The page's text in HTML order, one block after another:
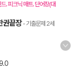
. 피크닉 매트. 단어장(대
권끝장- 기출문제 2세